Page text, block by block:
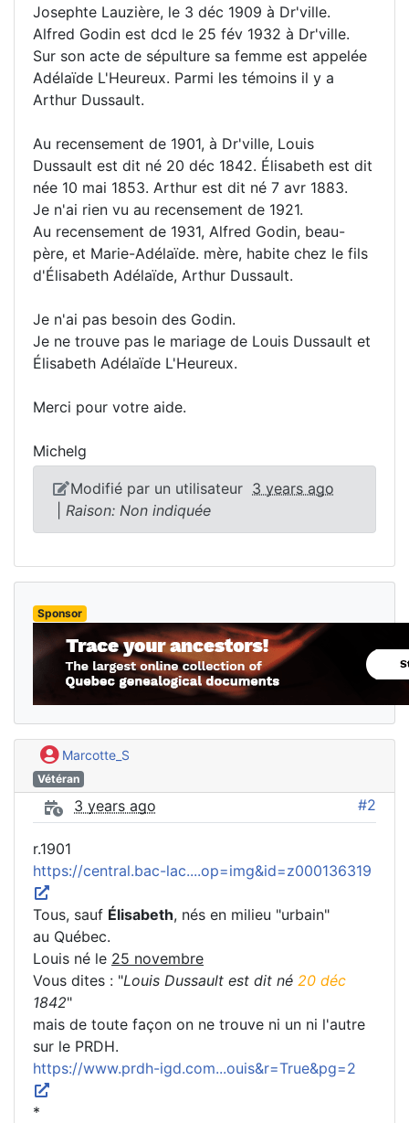
Josephte Lauzière, le 3 déc 1909 à Dr'ville.
Alfred Godin est dcd le 25 fév 1932 à Dr'ville.
Sur son acte de sépulture sa femme est appelée
Adélaïde L'Heureux. Parmi les témoins il y a
Arthur Dussault.
Au recensement de 1901, à Dr'ville, Louis
Dussault est dit né 20 déc 1842. Élisabeth est dit
née 10 mai 1853. Arthur est dit né 7 avr 1883.
Je n'ai rien vu au recensement de 1921.
Au recensement de 1931, Alfred Godin, beau-
père, et Marie-Adélaïde. mère, habite chez le fils
d'Élisabeth Adélaïde, Arthur Dussault.
Je n'ai pas besoin des Godin.
Je ne trouve pas le mariage de Louis Dussault et
Élisabeth Adélaïde L'Heureux.
Merci pour votre aide.
Michelg
Modifié par un utilisateur 3 years ago
Raison: Non indiquée
Sponsor
Marcotte_S
Vétéran
3 years ago #2
r.1901
https://central.bac-lac....op=img&id=z000136319
Tous, sauf Élisabeth, nés en milieu "urbain"
au Québec.
Louis né le 25 novembre
Vous dites : "Louis Dussault est dit né 20 déc
1842"
mais de toute façon on ne trouve ni un ni l'autre
sur le PRDH.
https://www.prdh-igd.com...ouis&r=True&pg=2
*